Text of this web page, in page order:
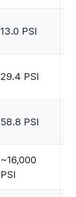
13.0 PSI
29.4 PSI
58.8 PSI
~16,000
PSI